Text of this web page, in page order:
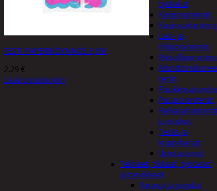
työkalut
Kiviporanterät
Kuviosahanterä
Lasi- ja
tiiliporanterät
terät
Puuporanterät
ja istukat
Teräs ja
kuppiharjat
Upotusterät
Telineet, tikkaat, työtasot
ja tarvikkeet
Vaunut ja pöydät
FESTI PAPERIKÖYNNÖS 3,6M
2,29 €
Lisää ostoskoriin